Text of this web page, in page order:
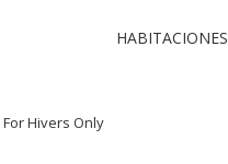
HABITACIONES
For Hivers Only